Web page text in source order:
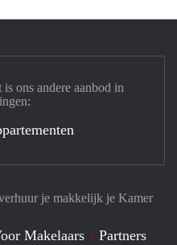
je makkelijk je Kamer
Makelaars
Partners
ons andere aanbod in